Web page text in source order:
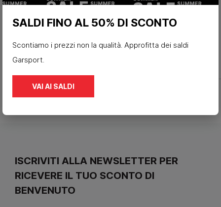
ISCRIVITI ALLA NEWSLETTER PER
RICEVERE IL TUO SCONTO DI
BENVENUTO
SALDI FINO AL 50% DI SCONTO
Scontiamo i prezzi non la qualità. Approfitta dei saldi
Garsport.
VAI AI SALDI